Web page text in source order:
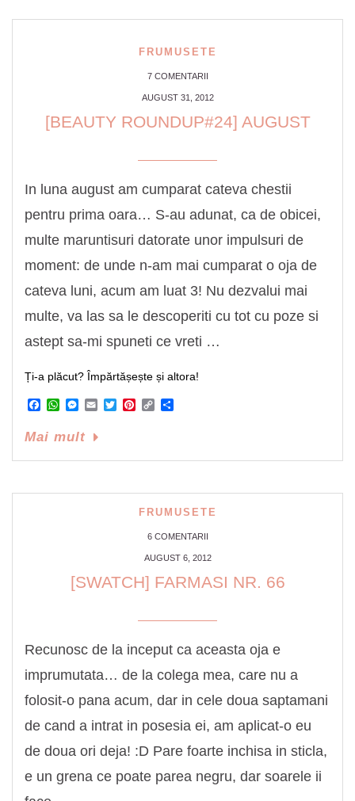
FRUMUSETE
7 COMENTARII
AUGUST 31, 2012
[BEAUTY ROUNDUP#24] AUGUST
In luna august am cumparat cateva chestii
pentru prima oara… S-au adunat, ca de obicei,
multe maruntisuri datorate unor impulsuri de
moment: de unde n-am mai cumparat o oja de
cateva luni, acum am luat 3! Nu dezvalui mai
multe, va las sa le descoperiti cu tot cu poze si
astept sa-mi spuneti ce vreti …
Ți-a plăcut? Împărtășește și altora!
Facebook
WhatsApp
Messenger
EmailTwitterPinterest
Copy
Mai mult
FRUMUSETE
6 COMENTARII
AUGUST 6, 2012
[SWATCH] FARMASI NR. 66
Recunosc de la inceput ca aceasta oja e
imprumutata… de la colega mea, care nu a
folosit-o pana acum, dar in cele doua saptamani
de cand a intrat in posesia ei, am aplicat-o eu
de doua ori deja! :D Pare foarte inchisa in sticla,
e un grena ce poate parea negru, dar soarele ii